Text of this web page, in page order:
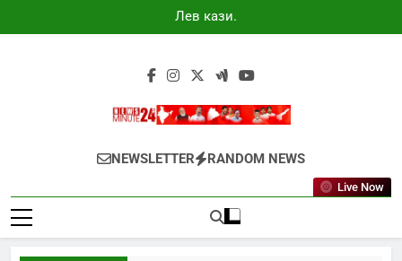
to
Лев казино
промокоды
Newsminute24
Get All Updated Telugu News
NEWSLETTER RANDOM NEWS
Live Now